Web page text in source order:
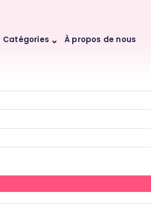
Catégories À propos de nous